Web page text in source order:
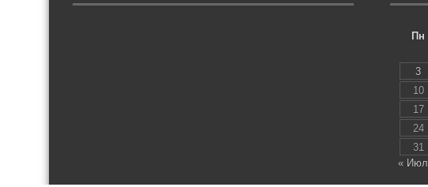
Пн
3
10
17
24
31
« Июл